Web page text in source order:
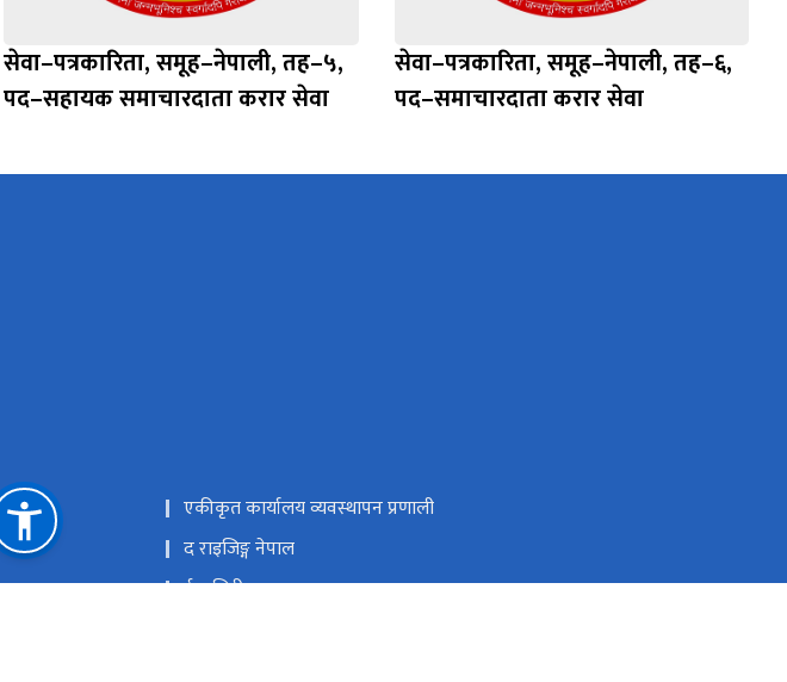
सेवा–पत्रकारिता, समूह–नेपाली, तह–५,
पद–सहायक समाचारदाता करार सेवा
सेवा–पत्रकारिता, समूह–नेपाली, तह–६,
पद–समाचारदाता करार सेवा
एकीकृत कार्यालय व्यवस्थापन प्रणाली
द राइजिङ्ग नेपाल
ई हाजिरी